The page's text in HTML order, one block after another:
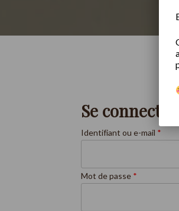
Se connecter
Identifiant ou e-mail *
Mot de passe *Obligatoire